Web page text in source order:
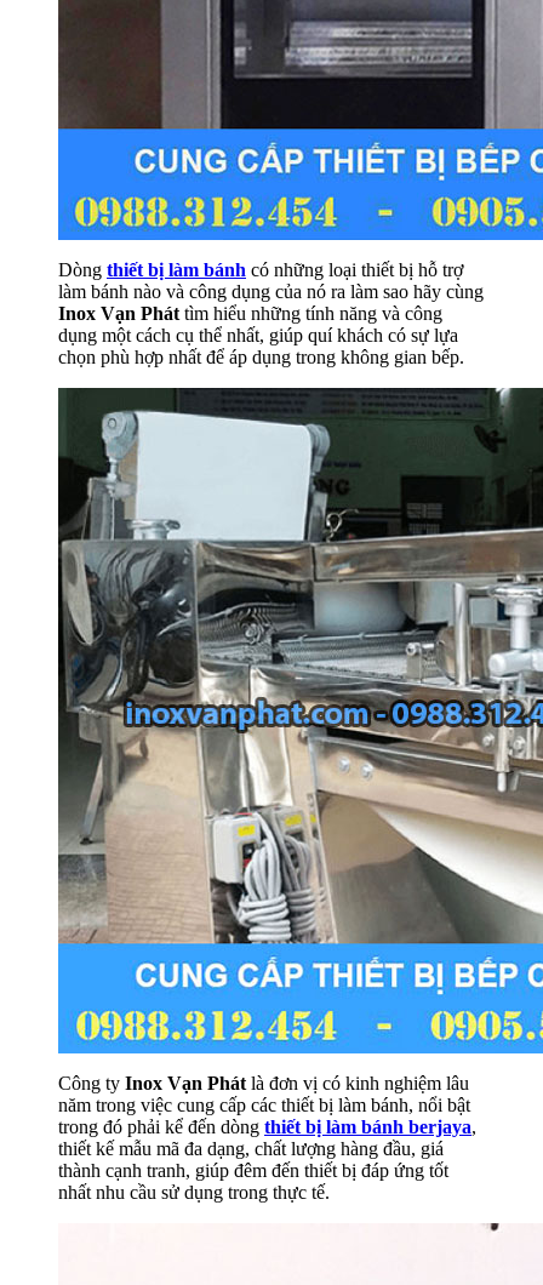
Dòng thiết bị làm bánh có những loại thiết bị hỗ trợ
làm bánh nào và công dụng của nó ra làm sao hãy cùng
Inox Vạn Phát tìm hiểu những tính năng và công
dụng một cách cụ thể nhất, giúp quí khách có sự lựa
chọn phù hợp nhất để áp dụng trong không gian bếp.
Công ty Inox Vạn Phát là đơn vị có kinh nghiệm lâu
năm trong việc cung cấp các thiết bị làm bánh, nổi bật
trong đó phải kể đến dòng thiết bị làm bánh berjaya,
thiết kế mẫu mã đa dạng, chất lượng hàng đầu, giá
thành cạnh tranh, giúp đêm đến thiết bị đáp ứng tốt
nhất nhu cầu sử dụng trong thực tế.